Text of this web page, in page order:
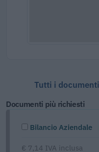
Tutti i
Documenti più richiesti
Bilancio Aziendale
€ 7,14 IVA inclusa